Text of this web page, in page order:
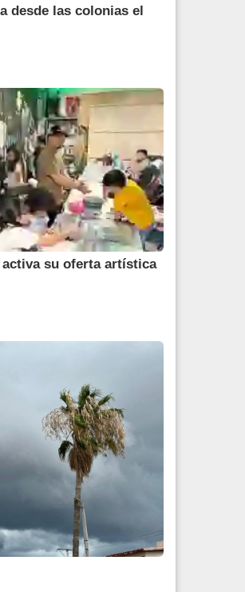
desde las colonias el
su oferta artística
y vialidades de riesgo